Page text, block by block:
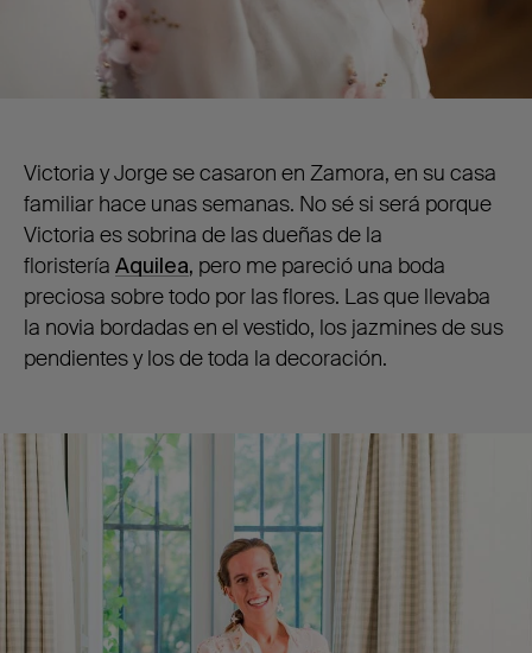
Victoria y Jorge se casaron en Zamora, en su casa
familiar hace unas semanas. No sé si será porque
Victoria es sobrina de las dueñas de la
floristería Aquilea, pero me pareció una boda
preciosa sobre todo por las flores. Las que llevaba
la novia bordadas en el vestido, los jazmines de sus
pendientes y los de toda la decoración.